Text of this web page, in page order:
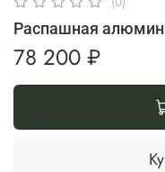
Распашная
78 200 ₽